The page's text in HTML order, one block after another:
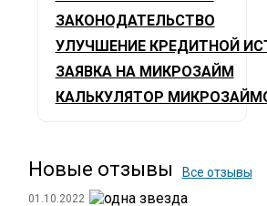
ЗАКОНОДАТЕЛЬСТВО
УЛУЧШЕНИЕ КРЕДИТНОЙ
ЗАЯВКА НА МИКРОЗАЙМ
КАЛЬКУЛЯТОР
Новые отзывы Все отзывы
01.10.2022